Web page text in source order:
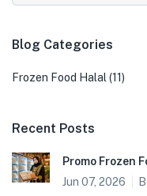
Blog Categories
Frozen Food Halal (11)
Recent Posts
Promo Frozen
Jun 07, 2026